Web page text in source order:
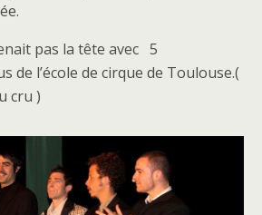
pas la tête avec 5
de l’école de cirque de Toulouse.(
cru )